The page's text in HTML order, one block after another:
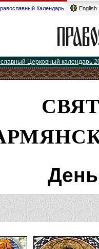
Календарь English
Церковный календарь